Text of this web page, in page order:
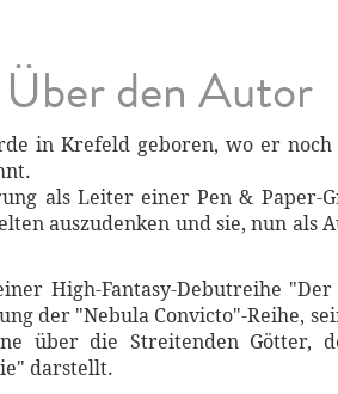
Über den Autor
in Krefeld geboren, wo er noch
als Leiter einer Pen & Paper-
auszudenken und sie, nun als
High-Fantasy-Debutreihe
der "Nebula Convicto"-Reihe,
über die Streitenden Götter,
darstellt.